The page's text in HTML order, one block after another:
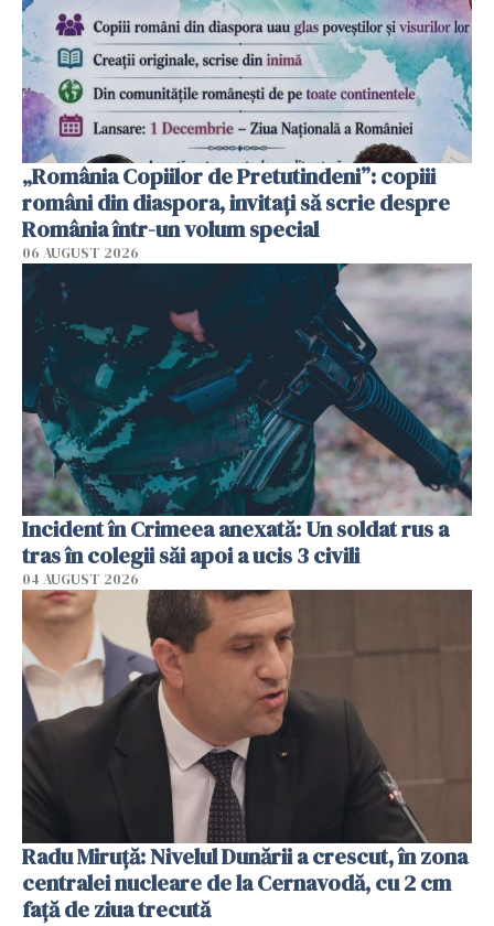
„România Copiilor de Pretutindeni”: copiii
români din diaspora, invitați să scrie despre
România într-un volum special
06 AUGUST 2026
Incident în Crimeea anexată: Un soldat rus a
tras în colegii săi apoi a ucis 3 civili
04 AUGUST 2026
Radu Miruţă: Nivelul Dunării a crescut, în zona
centralei nucleare de la Cernavodă, cu 2 cm
faţă de ziua trecută